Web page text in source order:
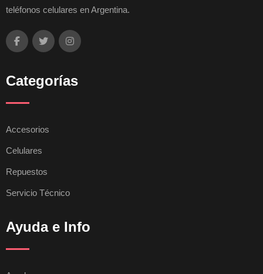
teléfonos celulares en Argentina.
Categorías
Accesorios
Celulares
Repuestos
Servicio Técnico
Ayuda e Info